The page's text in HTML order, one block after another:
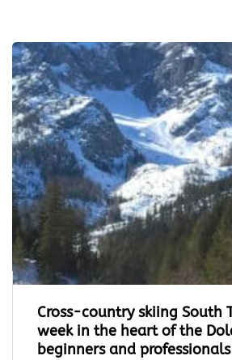
Cross-country skiing South
week in the heart of the
beginners and professionals